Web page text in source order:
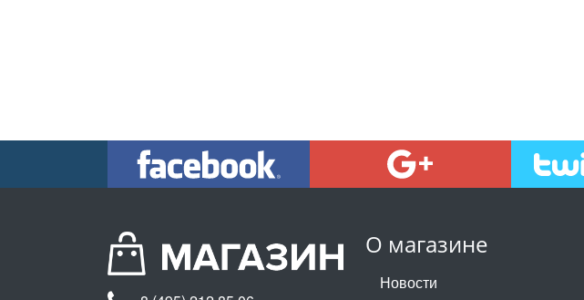
О магазине
Новости